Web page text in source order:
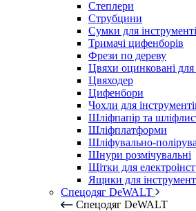
Степлери
Струбцини
Сумки для
Тримачі цифенборів
Фрези по дереву
Цвяхи оцинковані для
Цвяходер
Цифенбори
Чохли для
Шліфпапір та
Шліфплатформи
Шліфувально-
Шнури розмічувальні
Щітки для
Ящики для
Спецодяг DeWALT
Спецодяг DeWALT